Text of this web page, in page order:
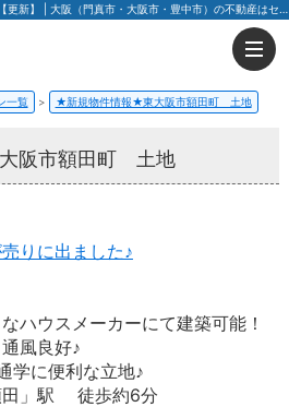
★新規物件情報★東大阪市額田町 土地【更新】 | 大阪（門真市・大阪市・豊中市）の不動産はセンチュリー21マックス不動産販売
一覧 ★新規物件情報★東大阪市額田町 土地
阪市額田町 土地
りに出ました♪
ハウスメーカーにて建築可能！
風良好♪
学に便利な立地♪
田」駅 徒歩約6分